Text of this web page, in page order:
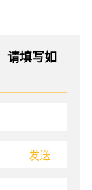
请填写如
发送